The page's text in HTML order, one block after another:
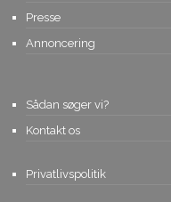
Presse
Annoncering
Sådan søger vi?
Kontakt os
Privatlivspolitik